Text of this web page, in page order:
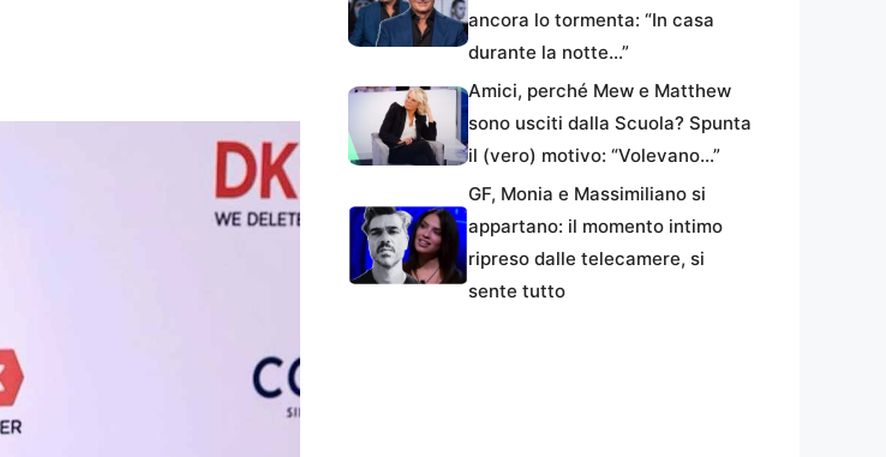
ancora lo tormenta: “In casa
durante la notte…”
Amici, perché Mew e Matthew
sono usciti dalla Scuola? Spunta
il (vero) motivo: “Volevano…”
GF, Monia e Massimiliano si
appartano: il momento intimo
ripreso dalle telecamere, si
sente tutto